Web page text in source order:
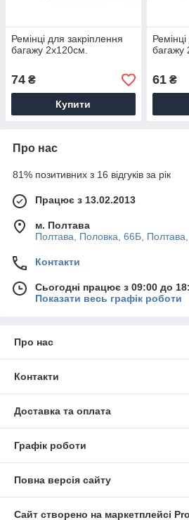
Ремінці для закріплення
багажу 2x120см.
74 ₴
Купити
багажу
61₴
Про нас
81% позитивних з 16 відгуків за рік
Працює з 13.02.2013
м. Полтава
Полтава, Половка, 66Б, Полтава,
Контакти
Сьогодні працює з 09:00 до
Показати весь графік роботи
Про нас
Контакти
Доставка та оплата
Графік роботи
Повна версія сайту
Сайт створено на маркетплейсі